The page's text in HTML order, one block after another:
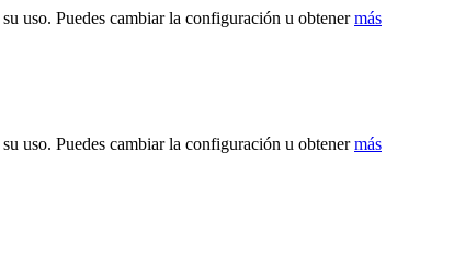
uso. Puedes cambiar la configuración u obtenermás
uso. Puedes cambiar la configuración u obtenermás